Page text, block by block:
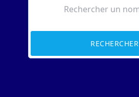
RECHERCHER